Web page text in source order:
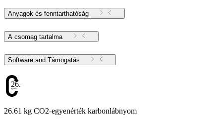
Anyagok és fenntarthatóság
A csomag tartalma
Software and Támogatás
26.61
26.61 kg CO2-egyenérték karbonlábnyom